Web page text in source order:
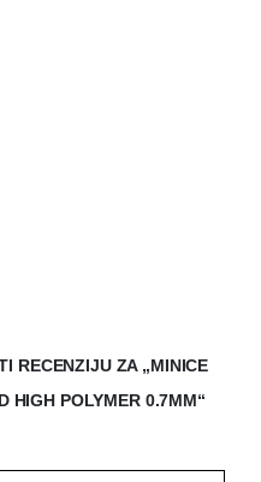
RECENZIJU ZA „MINICE
HIGH POLYMER 0.7MM“